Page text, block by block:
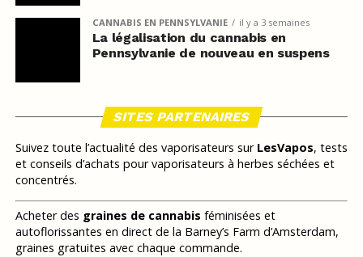
CANNABIS EN PENNSYLVANIE il y a 3 semaines
La légalisation du cannabis en
Pennsylvanie de nouveau en suspens
SITES PARTENAIRES
Suivez toute l’actualité des vaporisateurs sur LesVapos, tests
et conseils d’achats pour vaporisateurs à herbes séchées et
concentrés.
Acheter des graines de cannabis féminisées et
autoflorissantes en direct de la Barney’s Farm d’Amsterdam,
graines gratuites avec chaque commande.